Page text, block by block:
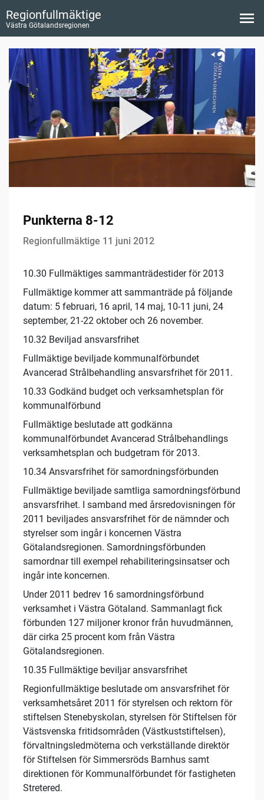
Regionfullmäktige
Västra Götalandsregionen
Punkterna 8-12
Regionfullmäktige 11 juni 2012
10.30 Fullmäktiges sammanträdestider för 2013
Fullmäktige kommer att sammanträde på följande
datum: 5 februari, 16 april, 14 maj, 10-11 juni, 24
september, 21-22 oktober och 26 november.
10.32 Beviljad ansvarsfrihet
Fullmäktige beviljade kommunalförbundet
Avancerad Strålbehandling ansvarsfrihet för 2011.
10.33 Godkänd budget och verksamhetsplan för
kommunalförbund
Fullmäktige beslutade att godkänna
kommunalförbundet Avancerad Strålbehandlings
verksamhetsplan och budgetram för 2013.
10.34 Ansvarsfrihet för samordningsförbunden
Fullmäktige beviljade samtliga samordningsförbund
ansvarsfrihet. I samband med årsredovisningen för
2011 beviljades ansvarsfrihet för de nämnder och
styrelser som ingår i koncernen Västra
Götalandsregionen. Samordningsförbunden
samordnar till exempel rehabiliteringsinsatser och
ingår inte koncernen.
Under 2011 bedrev 16 samordningsförbund
verksamhet i Västra Götaland. Sammanlagt fick
förbunden 127 miljoner kronor från huvudmännen,
där cirka 25 procent kom från Västra
Götalandsregionen.
10.35 Fullmäktige beviljar ansvarsfrihet
Regionfullmäktige beslutade om ansvarsfrihet för
verksamhetsåret 2011 för styrelsen och rektorn för
stiftelsen Stenebyskolan, styrelsen för Stiftelsen för
Västsvenska fritidsområden (Västkuststiftelsen),
förvaltningsledmöterna och verkställande direktör
för Stiftelsen för Simmersröds Barnhus samt
direktionen för Kommunalförbundet för fastigheten
Stretered.